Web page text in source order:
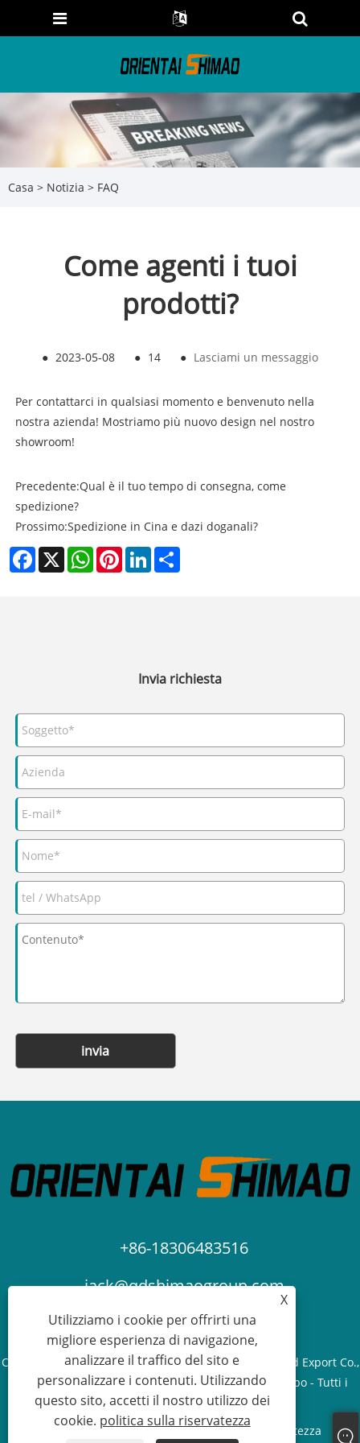
Casa > Notizia > FAQ
Come agenti i tuoi
prodotti?
● 2023-05-08 ● 14 ● Lasciami un messaggio
Per contattarci in qualsiasi momento e benvenuto nella
nostra azienda! Mostriamo più nuovo design nel nostro
showroom!
Precedente:Qual è il tuo tempo di consegna, come
spedizione?
Prossimo:Spedizione in Cina e dazi doganali?
Facebook
X WhatsAppPinterestLinkedIn
Invia richiesta
invia
+86-18306483516
jack@qdshimaogroup.com
Copyright © 2023 Qingdao Oriental Shimao Import and Export Co.,
Ltd. - Camion di cibo, rimorchio di cibo, carrello di cibo - Tutti i
diritti riservati.
Links
Sitemap RSS XML politica sulla riservatezza
X
Utilizziamo i cookie per offrirti una
migliore esperienza di navigazione,
analizzare il traffico del sito e
personalizzare i contenuti. Utilizzando
questo sito, accetti il ​​nostro utilizzo dei
cookie. politica sulla riservatezza